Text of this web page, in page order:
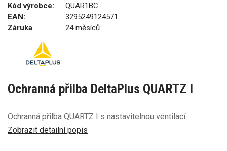
Kód výrobce:
QUAR1BC
EAN:
3295249124571
Záruka
24 měsíců
Ochranná přilba DeltaPlus QUARTZ I
Ochranná přilba QUARTZ I s nastavitelnou ventilací
Zobrazit detailní popis